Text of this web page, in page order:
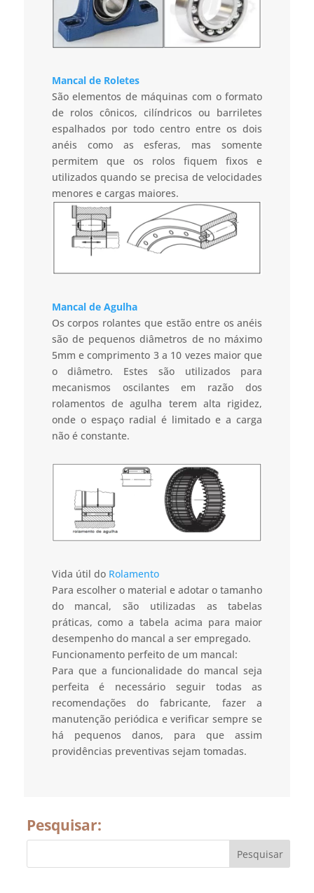
Mancal de Roletes
São elementos de máquinas com o formato
de rolos cônicos, cilíndricos ou barriletes
espalhados por todo centro entre os dois
anéis como as esferas, mas somente
permitem que os rolos fiquem fixos e
utilizados quando se precisa de velocidades
menores e cargas maiores.
Mancal de Agulha
Os corpos rolantes que estão entre os anéis
são de pequenos diâmetros de no máximo
5mm e comprimento 3 a 10 vezes maior que
o diâmetro. Estes são utilizados para
mecanismos oscilantes em razão dos
rolamentos de agulha terem alta rigidez,
onde o espaço radial é limitado e a carga
não é constante.
Vida útil do Rolamento
Para escolher o material e adotar o tamanho
do mancal, são utilizadas as tabelas
práticas, como a tabela acima para maior
desempenho do mancal a ser empregado.
Funcionamento perfeito de um mancal:
Para que a funcionalidade do mancal seja
perfeita é necessário seguir todas as
recomendações do fabricante, fazer a
manutenção periódica e verificar sempre se
há pequenos danos, para que assim
providências preventivas sejam tomadas.
Pesquisar: